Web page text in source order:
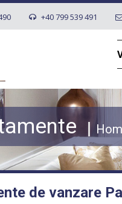
+40 799 539 491
de vanzare